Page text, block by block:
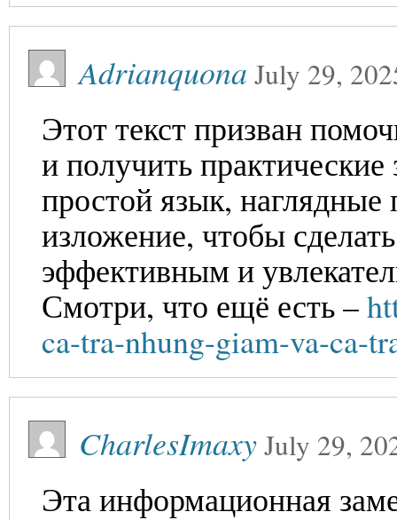
Adrianquona July 29,
Этот текст призван
и получить
простой язык,
изложение, чтобы
эффективным и
Смотри, что ещё есть –
ca-tra-nhung-giam-va-ca-
CharlesImaxyJuly 29,
Эта информационная